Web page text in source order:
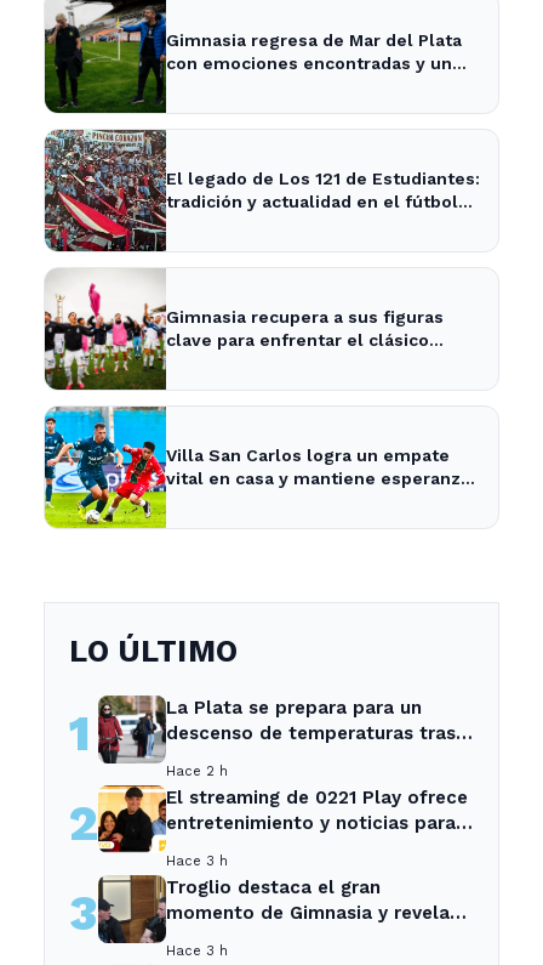
Gimnasia regresa de Mar del Plata
con emociones encontradas y un
El legado de Los 121 de Estudiantes:
tradición y actualidad en el fútbol
Gimnasia recupera a sus figuras
clave para enfrentar el clásico
Villa San Carlos logra un empate
vital en casa y mantiene esperanzas
LO ÚLTIMO
1
La Plata se prepara para un
descenso de temperaturas tras
Hace 2 h
2
El streaming de 0221 Play ofrece
entretenimiento y noticias para
Hace 3 h
3
Troglio destaca el gran
momento de Gimnasia y revela
Hace 3 h